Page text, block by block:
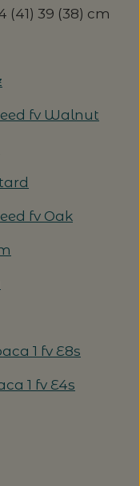
20%
20%
KNITWEAR
-
39 (38) cm
fv Walnut
fv Oak
1 fv E8s
1 fv E4s